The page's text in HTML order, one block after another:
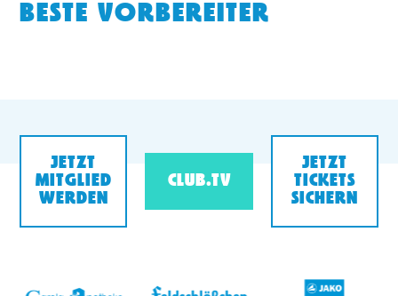
BESTE VORBEREITER
JETZT
MITGLIED
WERDEN
CLUB.TV
JETZT
TICKETS
SICHERN